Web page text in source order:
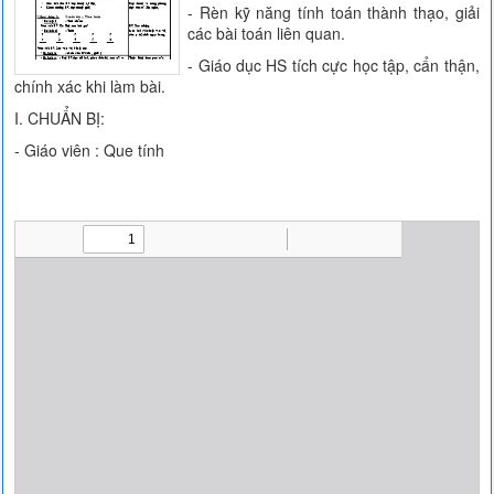
- Rèn kỹ năng tính toán thành thạo, giải
các bài toán liên quan.
- Giáo dục HS tích cực học tập, cẩn thận,
chính xác khi làm bài.
I. CHUẨN BỊ:
- Giáo viên : Que tính